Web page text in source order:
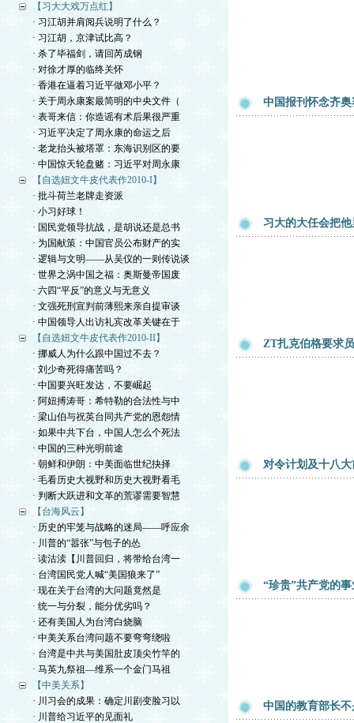
【习大大戏万点红】
· 习江胡并肩阅兵说明了什么？
· 习江胡，京津试比高？
· 杀了毕福剑，请回芮成钢
· 对徐才厚的临终关怀
· 香港在逼着习近平做邓小平？
· 关于周永康案最简明的中央文件（
· 表哥来信：你造谣有术后果很严重
· 习近平决定了周永康的命运之后
· 老龙抬头被塔罩：东海识别区的要
· 中国惊天轮盘赌：习近平对周永康
【自选妞文牛皮代表作2010-I】
· 批斗荷兰老牌走资派
· 小习好球！
· 国民党领导抗战，是胡说还是总书
· 为国献策：中国官员公布财产的实
· 逻辑与文明——从吴仪的一则传说谈
· 世界之涡中国之福：奥斯曼帝国废
· 六四“平反”的意义与无意义
· 文强死刑宣判前薄熙来亲自提审谈
· 中国领导人出访礼宾改革关键在于
【自选妞文牛皮代表作2010-II】
· 挪威人为什么跟中国过不去？
· 刘少奇死得痛苦吗？
· 中国要兴旺发达，不要崛起
· 阿妞搏涛哥：希特勒的合法性与中
· 梁山伯与祝英台同共产党的恩怨情
· 如果中共下台，中国人怎么个死法
· 中国的三种光明前途
· 朝鲜和伊朗：中美面临世纪抉择
· 毛看历史大视野和历史大视野看毛
· 判断大跃进和文革的荒谬需要智慧
【台海风云】
· 历史的牢笼与战略的迷局——呼应余
· 川普的“嚣张”与包子的怂
· 读沽渎【川普回归，将带给台湾一
· 台湾国民党人喊“美国狼来了”
· 现在关于台湾的大问题竟然是
· 统一与分裂，能分优劣吗？
· 还有美国人为台湾白烧脑
· 中美关系台湾问题不要弯弯绕啦
· 台湾是中共与美国肚皮顶尖竹竿的
· 马英九祭祖—维系一个金门马祖
【中美关系】
· 川习会的成果：确定川剧变脸习以
· 川普给习近平的见面礼
中国报刊怀念齐
习大的大任会把
ZT扎克伯格要求
对令计划及十八
“珍贵”共产党的事
中国的教育部长